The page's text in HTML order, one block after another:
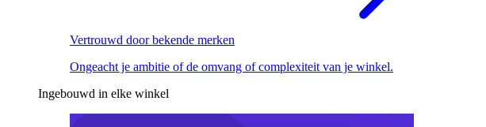
Vertrouwd door bekende merken
Ongeacht je ambitie of de omvang of complexiteit van je winkel.
Ingebouwd in elke winkel